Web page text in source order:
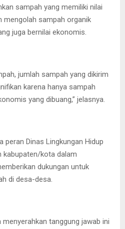
sampah yang memiliki nilai
mengolah sampah organik
juga bernilai ekonomis.
jumlah sampah yang dikirim
karena hanya sampah
yang dibuang,” jelasnya.
peran Dinas Lingkungan Hidup
kabupaten/kota dalam
dukungan untuk
di desa-desa.
menyerahkan tanggung jawab ini